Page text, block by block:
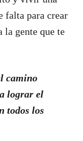
falta para crear
la gente que te
camino
lograr el
todos los